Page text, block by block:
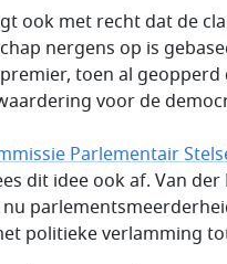
ook met recht dat de
nergens op is
toen al
voor de
Parlementair
dit idee ook af. Van
politieke verlamming